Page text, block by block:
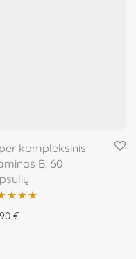
kompleksinis
B, 60
€